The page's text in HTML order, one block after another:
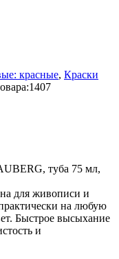
красные, Краски
1407
туба 75 мл,
для живописи и
на любую
Быстрое высыхание
и